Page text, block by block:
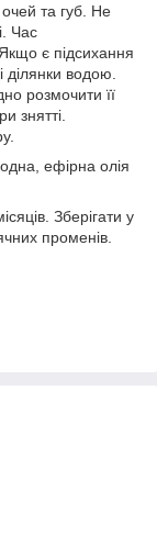
та губ. Не
Час
є підсихання
ділянки водою.
розмочити її
знятті.
ефірна олія
Зберігати у
променів.